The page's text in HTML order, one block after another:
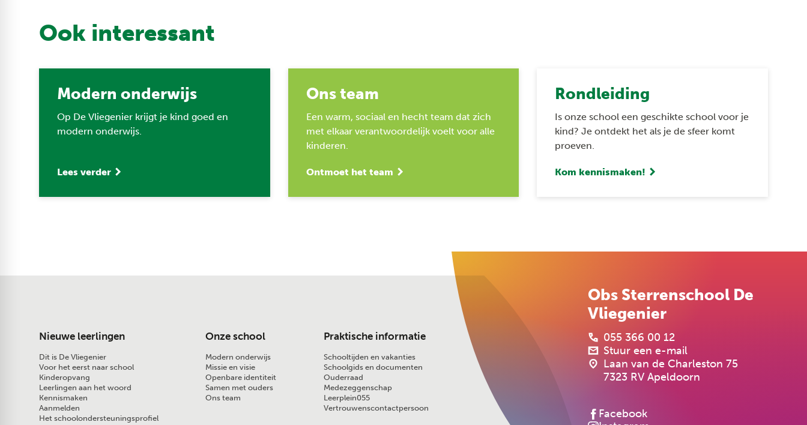
Ook interessant
Modern onderwijs
Op De Vliegenier krijgt je kind goed en
modern onderwijs.
Lees verder
Ons team
Een warm, sociaal en hecht team dat zich
met elkaar verantwoordelijk voelt voor alle
kinderen.
Ontmoet het team
Rondleiding
Is onze school een geschikte school voor je
kind? Je ontdekt het als je de sfeer komt
proeven.
Kom kennismaken!
Nieuwe leerlingen
Dit is De Vliegenier
Voor het eerst naar school
Kinderopvang
Leerlingen aan het woord
Kennismaken
Aanmelden
Het schoolondersteuningsprofiel
Onze school
Modern onderwijs
Missie en visie
Openbare identiteit
Samen met ouders
Ons team
Praktische informatie
Schooltijden en vakanties
Schoolgids en documenten
Ouderraad
Medezeggenschap
Leerplein055
Vertrouwenscontactpersoon
Obs Sterrenschool De
Vliegenier
055 366 00 12
Stuur een e-mail
Laan van de Charleston 75
7323 RV Apeldoorn
Facebook